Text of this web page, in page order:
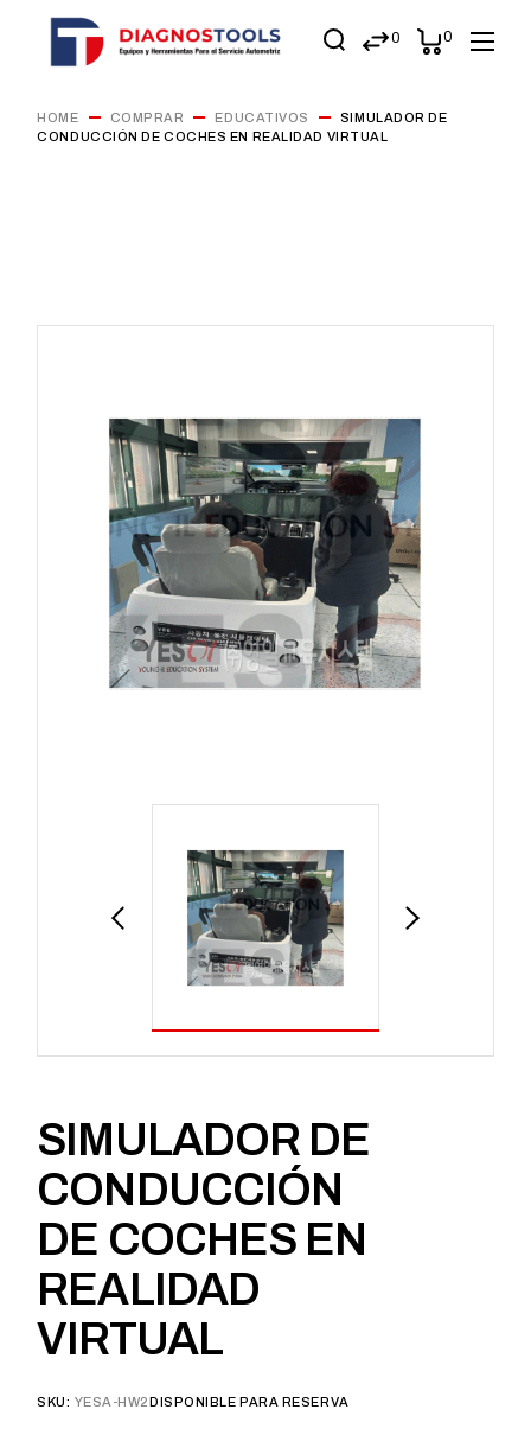
0 0
HOME COMPRAR EDUCATIVOS
SIMULADOR DE
CONDUCCIÓN DE COCHES EN REALIDAD VIRTUAL
SIMULADOR DE
CONDUCCIÓN
DE COCHES EN
REALIDAD
VIRTUAL
SKU: YESA-HW2DISPONIBLE PARA RESERVA